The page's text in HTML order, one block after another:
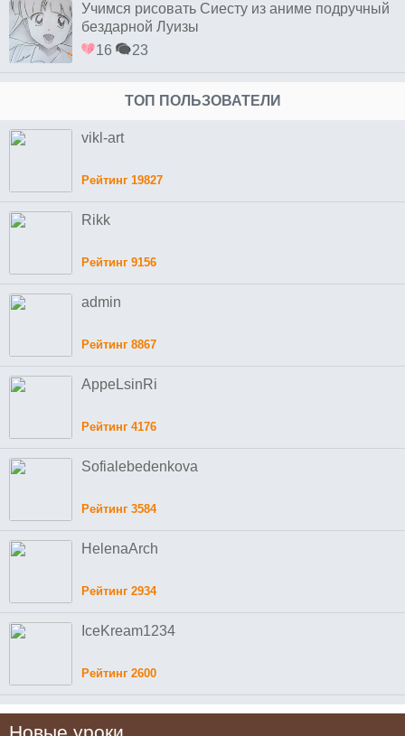
Учимся рисовать Сиесту из аниме подручный
бездарной Луизы
16
23
ТОП ПОЛЬЗОВАТЕЛИ
vikl-art
Рейтинг 19827
Rikk
Рейтинг 9156
admin
Рейтинг 8867
AppeLsinRi
Рейтинг 4176
Sofialebedenkova
Рейтинг 3584
HelenaArch
Рейтинг 2934
IceKream1234
Рейтинг 2600